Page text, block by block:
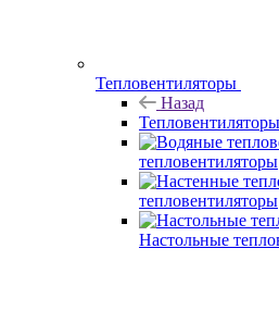
Тепловентиляторы
Назад
Тепловентиляторы
тепловентиляторы
тепловентиляторы
Настольные